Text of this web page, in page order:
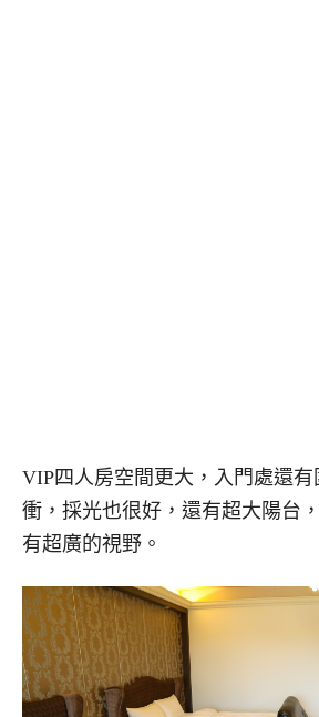
VIP四人房空間更大，入門處還
衝，採光也很好，還有超大陽台
有超廣的視野。